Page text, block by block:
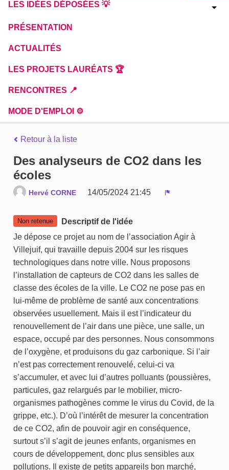
LES IDÉES DÉPOSÉES 💡
PRÉSENTATION
ACTUALITÉS
LES PROJETS LAURÉATS 🏆
RENCONTRES 📍
MODE D'EMPLOI ⚙️
Retour à la liste
Des analyseurs de CO2 dans les
écoles
Hervé CORNE
14/05/2024 21:45
Non retenue
Descriptif de l'idée
Je dépose ce projet au nom de l’association Agir à
Villejuif, qui travaille depuis 2004 sur les risques
technologiques dans notre ville. Nous proposons
l’installation de capteurs de CO2 dans les salles de
classe des écoles de la ville. Le CO2 ne pose pas en
lui-même de problème de santé aux concentrations
observées usuellement. Mais il est l’indicateur du
renouvellement de l’air dans une pièce, une salle, un
espace, occupé par des personnes. Nous consommons
de l’oxygène, et produisons du gaz carbonique. Si l’air
n’est pas correctement renouvelé, celui-ci va
s’accumuler, et avec lui d’autres polluants (poussières,
particules, gaz relargués par le mobilier, micro-
organismes pathogènes comme le virus du Covid, de la
grippe, etc.). D’où l’intérêt de mesurer la concentration
de ce CO2, afin de pouvoir agir en conséquence,
surtout s’il s’agit de jeunes enfants, organismes en
cours de développement, donc plus sensibles aux
pollutions. Il existe de petits appareils bon marché,